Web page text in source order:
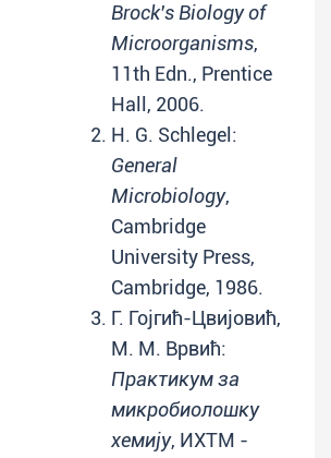
Brock's Biology of
Microorganisms,
11th Edn., Prentice
Hall, 2006.
H. G. Schlegel:
General
Microbiology,
Cambridge
University Press,
Cambridge, 1986.
Г. Гојгић-Цвијовић,
М. М. Врвић:
Практикум за
микробиолошку
хемију, ИХТМ -